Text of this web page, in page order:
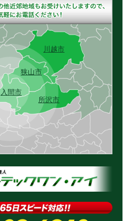
入間市
狭山市
所沢市
川越市